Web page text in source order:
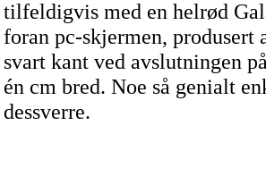
tilfeldigvis med en helrød
foran pc-skjermen, produsert
svart kant ved avslutningen
én cm bred. Noe så genialt
dessverre.